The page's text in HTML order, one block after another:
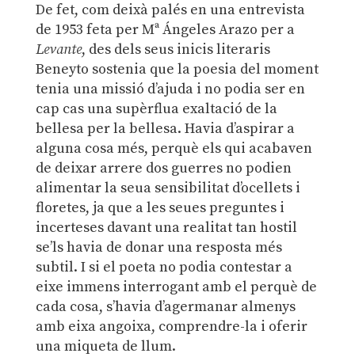
De fet, com deixà palés en una entrevista
de 1953 feta per Mª Ángeles Arazo per a
Levante, des dels seus inicis literaris
Beneyto sostenia que la poesia del moment
tenia una missió d’ajuda i no podia ser en
cap cas una supèrflua exaltació de la
bellesa per la bellesa. Havia d’aspirar a
alguna cosa més, perquè els qui acabaven
de deixar arrere dos guerres no podien
alimentar la seua sensibilitat d’ocellets i
floretes, ja que a les seues preguntes i
incerteses davant una realitat tan hostil
se’ls havia de donar una resposta més
subtil. I si el poeta no podia contestar a
eixe immens interrogant amb el perquè de
cada cosa, s’havia d’agermanar almenys
amb eixa angoixa, comprendre-la i oferir
una miqueta de llum.